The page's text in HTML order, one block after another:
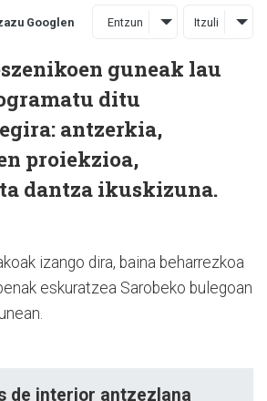
Googlen Entzun Itzuli
guneak lau
ditu
antzerkia,
proiekzioa,
dantza ikuskizuna.
izango dira, baina beharrezkoa
eskuratzea Sarobeko bulegoan
de interior antzezlana